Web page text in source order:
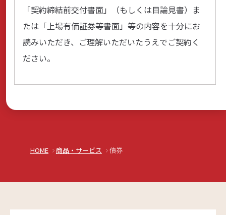
「契約締結前交付書面」（もしくは目論見書）ま
たは「上場有価証券等書面」等の内容を十分にお
読みいただき、ご理解いただいたうえでご契約く
ださい。
HOME 商品・サービス 債券